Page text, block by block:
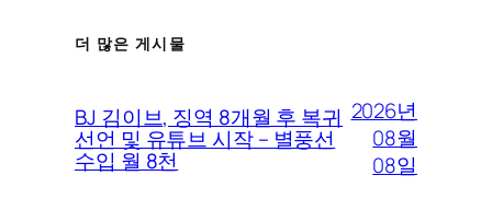
더 많은 게시물
BJ 김이브, 징역 8개월 후 복귀
선언 및 유튜브 시작 – 별풍선
수입 월 8천
2026년
08월
08일